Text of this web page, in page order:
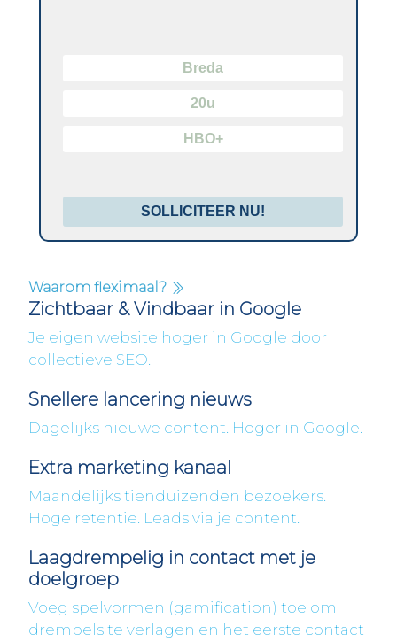
Breda
20u
HBO+
SOLLICITEER NU!
Waarom fleximaal?
Zichtbaar & Vindbaar in Google
Je eigen website hoger in Google door
collectieve SEO.
Snellere lancering nieuws
Dagelijks nieuwe content. Hoger in Google.
Extra marketing kanaal
Maandelijks tienduizenden bezoekers.
Hoge retentie. Leads via je content.
Laagdrempelig in contact met je
doelgroep
Voeg spelvormen (gamification) toe om
drempels te verlagen en het eerste contact